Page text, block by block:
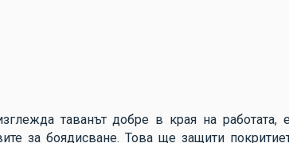
таванът добре в края на работата,
за боядисване. Това ще защити